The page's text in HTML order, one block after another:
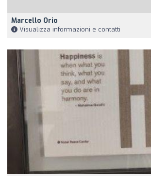
Marcello Orio
Visualizza informazioni e contatti